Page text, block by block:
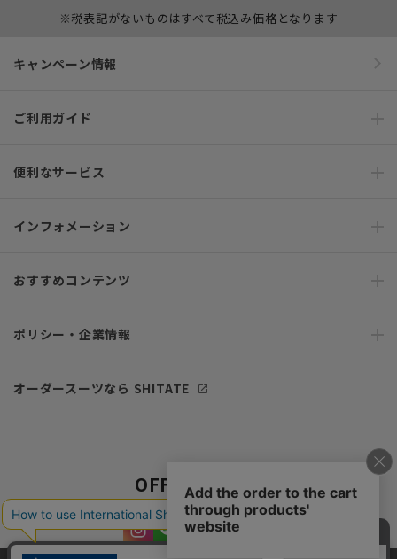
※税表記がないものはすべて税込み価格となります
キャンペーン情報
ご利用ガイド
便利なサービス
インフォメーション
おすすめコンテンツ
ポリシー・企業情報
オーダースーツなら SHITATE
OFFICIAL SNS